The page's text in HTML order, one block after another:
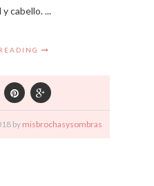
cabello. ...
by misbrochasysombras